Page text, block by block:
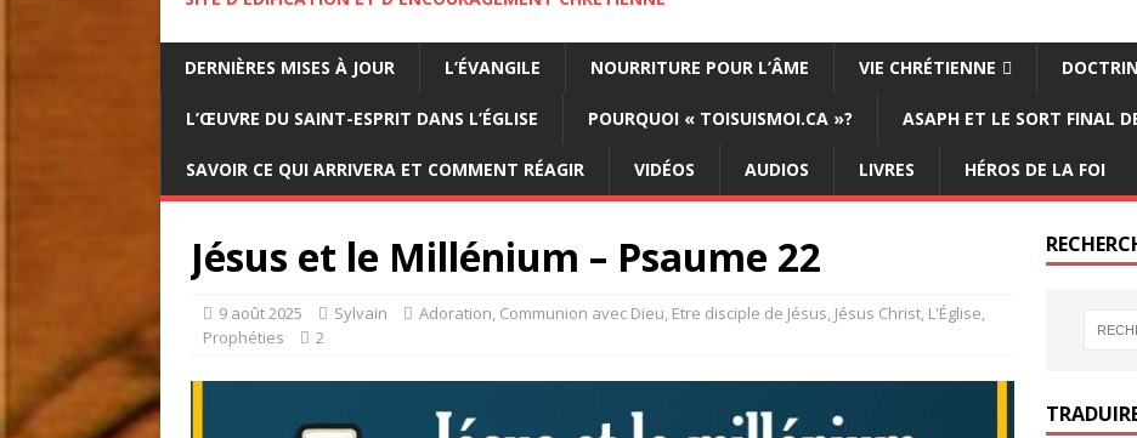
DERNIÈRES MISES À JOUR L’ÉVANGILE NOURRITURE POUR L’ÂME VIE CHRÉTIENNE
L’ŒUVRE DU SAINT-ESPRIT DANS L’ÉGLISE POURQUOI « TOISUISMOI.CA »? ASAPH ET LE SORT FINAL
SAVOIR CE QUI ARRIVERA ET COMMENT RÉAGIR VIDÉOS AUDIOS LIVRES HÉROS DE LA FOI
Jésus et le Millénium – Psaume 22
9 août 2025 Sylvain Adoration, Communion avec Dieu, Etre disciple de Jésus, Jésus Christ, L'Église,
Prophéties
2